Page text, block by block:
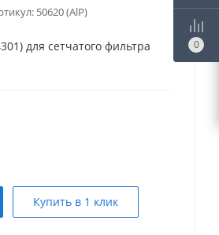
50620 (AlP)
для сетчатого фильтра
Купить в 1 клик
0